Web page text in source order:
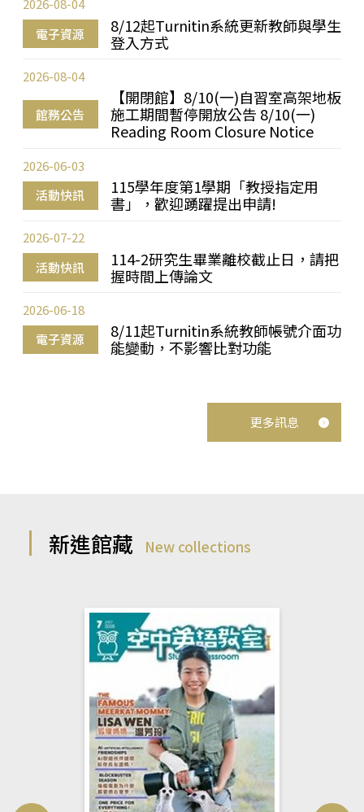
電子資源
8/12起Turnitin系統更新教師與學生
登入方式
2026-08-04
館務公告
【開閉館】8/10(一)自習室高架地板
施工期間暫停開放公告 8/10(一)
Reading Room Closure Notice
2026-08-04
活動快訊
115學年度第1學期「教授指定用
書」，歡迎踴躍提出申請!
2026-06-03
活動快訊
114-2研究生畢業離校截止日，請把
握時間上傳論文
2026-07-22
電子資源
8/11起Turnitin系統教師帳號介面功
能變動，不影響比對功能
2026-06-18
更多訊息
新進館藏 New collections